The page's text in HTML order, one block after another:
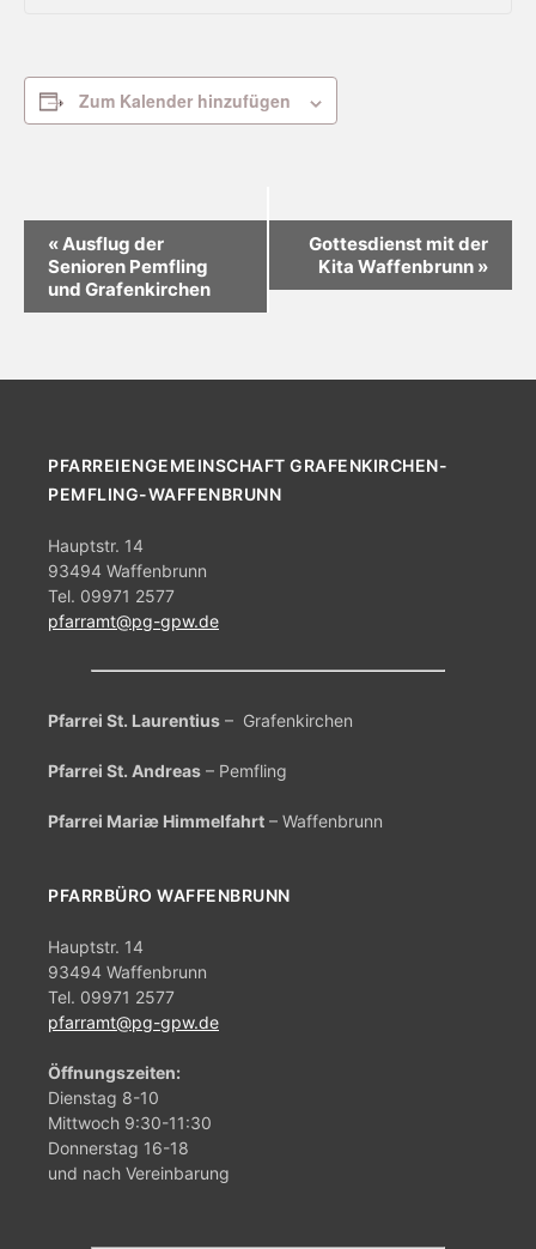
Zum Kalender hinzufügen
r
n
«Ausflug der
Senioren Pemfling
und Grafenkirchen
Gottesdienst mit der
Kita Waffenbrunn »
PFARREIENGEMEINSCHAFT GRAFENKIRCHEN-
PEMFLING-WAFFENBRUNN
Hauptstr. 14
93494 Waffenbrunn
Tel. 09971 2577
pfarramt@pg-gpw.de
Pfarrei St. Laurentius – Grafenkirchen
Pfarrei St. Andreas – Pemfling
Pfarrei Mariæ Himmelfahrt – Waffenbrunn
PFARRBÜRO WAFFENBRUNN
Hauptstr. 14
93494 Waffenbrunn
Tel. 09971 2577
pfarramt@pg-gpw.de
Öffnungszeiten:
Dienstag 8-10
Mittwoch 9:30-11:30
Donnerstag 16-18
und nach Vereinbarung